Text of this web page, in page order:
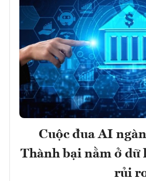
Cuộc đua AI
Thành bại nằm ở dữ
rủi